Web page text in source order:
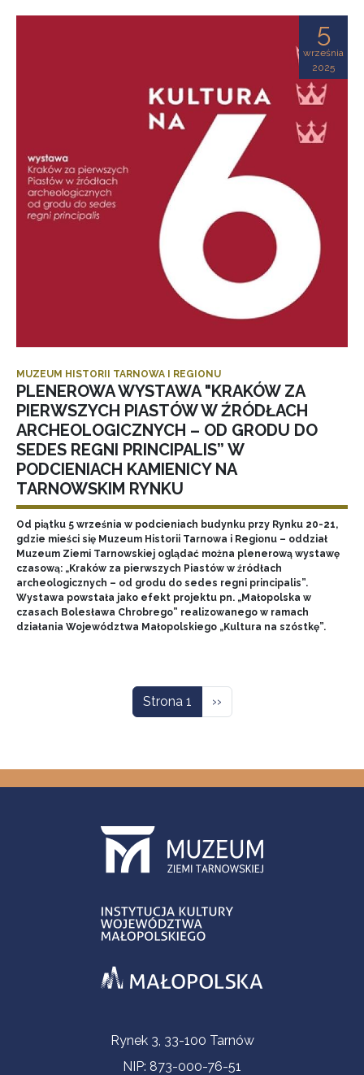
5
września
2025
MUZEUM HISTORII TARNOWA I REGIONU
PLENEROWA WYSTAWA "KRAKÓW ZA
PIERWSZYCH PIASTÓW W ŹRÓDŁACH
ARCHEOLOGICZNYCH – OD GRODU DO
SEDES REGNI PRINCIPALIS” W
PODCIENIACH KAMIENICY NA
TARNOWSKIM RYNKU
Od piątku 5 września w podcieniach budynku przy Rynku 20-21,
gdzie mieści się Muzeum Historii Tarnowa i Regionu – oddział
Muzeum Ziemi Tarnowskiej oglądać można plenerową wystawę
czasową: „Kraków za pierwszych Piastów w źródłach
archeologicznych – od grodu do sedes regni principalis”.
Wystawa powstała jako efekt projektu pn. „Małopolska w
czasach Bolesława Chrobrego” realizowanego w ramach
działania Województwa Małopolskiego „Kultura na szóstkę”.
Strona 1 Następna strona
››
Informacje kontaktoweRynek 3, 33-100 Tarnów
NIP: 873-000-76-51